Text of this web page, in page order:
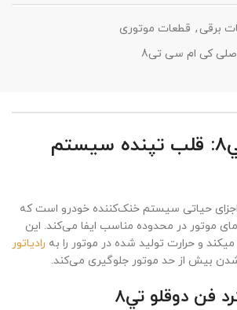
برقی , قطعات موتوری
کی ام سی تی8
فن دوقلوی تي٨: قلب تپنده سیستم
حیاتی سیستم خنک‌کننده خودرو است که
موتور در محدوده مناسب ایفا می‌کند. این
و حرارت تولید شده در موتور را به رادیاتور
شدن بیش از حد موتور جلوگیری می‌کند.
فن دوقلو تي٨